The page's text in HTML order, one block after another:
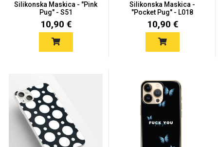
Silikonska Maskica - "Pink
Pug" - S51
10,90 €
Silikonska Maskica -
"Pocket Pug" - L018
10,90 €
Love motivi I Need Some Space
Quotes Collection